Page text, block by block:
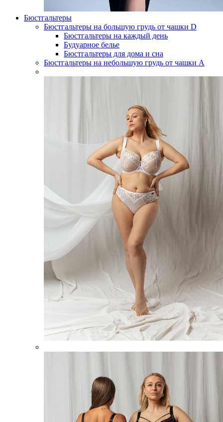
Бюстгальтеры
Бюстгальтеры на большую грудь от чашки D
Бюстгальтеры на каждый день
Будуарное белье
Бюстгальтеры для дома и сна
Бюстгальтеры на небольшую грудь от чашки А